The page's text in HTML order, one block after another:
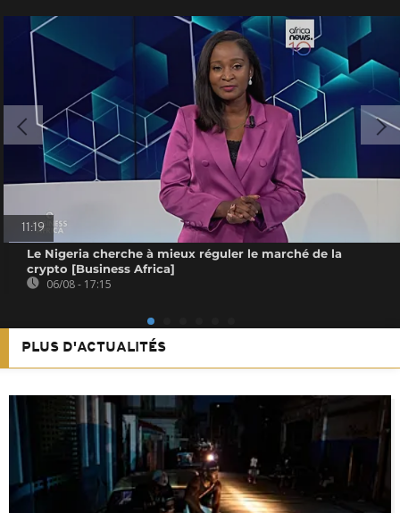
11:19
Le Nigeria cherche à mieux réguler le marché de la
crypto [Business Africa]
06/08 - 17:15
PLUS D'ACTUALITÉS